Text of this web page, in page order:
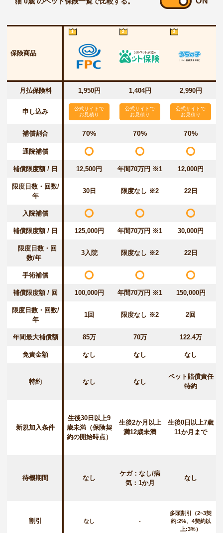
保険商品
1 2 3
月払保険料 1,950円 1,404円 2,990円
申し込み
公式サイトで
お見積り
公式サイトで
お見積り
公式サイトで
お見積り
補償割合 70% 70% 70%
通院補償
補償限度額 / 日 12,500円 年間70万円 ※1 12,000円
限度日数・回数/
年
30日 限度なし ※2 22日
入院補償
補償限度額 / 日 125,000円 年間70万円 ※1 30,000円
限度日数・回
数/年
3入院 限度なし ※2 22日
手術補償
補償限度額 / 回 100,000円 年間70万円 ※1 150,000円
限度日数・回数/
年
1回 限度なし ※2 2回
年間最大補償額 85万 70万 122.4万
免責金額 なし なし なし
特約 なし なし
ペット賠償責任
特約
新規加入条件
生後30日以上9
歳未満（保険契
約の開始時点）
生後2か月以上
満12歳未満
生後0日以上7歳
11か月まで
待機期間 なし
ケガ：なし/病
気：1か月
なし
割引 なし -
多頭割引（2~3契
約:2%、4契約以
上:3%）